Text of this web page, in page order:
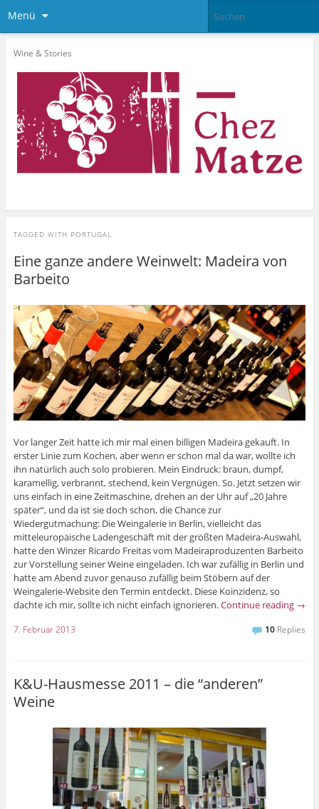
Menü
Wine & Stories
TAGGED WITH PORTUGAL
Eine ganze andere Weinwelt: Madeira von
Barbeito
Vor langer Zeit hatte ich mir mal einen billigen Madeira gekauft. In
erster Linie zum Kochen, aber wenn er schon mal da war, wollte ich
ihn natürlich auch solo probieren. Mein Eindruck: braun, dumpf,
karamellig, verbrannt, stechend, kein Vergnügen. So. Jetzt setzen wir
uns einfach in eine Zeitmaschine, drehen an der Uhr auf „20 Jahre
später“, und da ist sie doch schon, die Chance zur
Wiedergutmachung: Die Weingalerie in Berlin, vielleicht das
mitteleuropäische Ladengeschäft mit der größten Madeira-Auswahl,
hatte den Winzer Ricardo Freitas vom Madeiraproduzenten Barbeito
zur Vorstellung seiner Weine eingeladen. Ich war zufällig in Berlin und
hatte am Abend zuvor genauso zufällig beim Stöbern auf der
Weingalerie-Website den Termin entdeckt. Diese Koinzidenz, so
dachte ich mir, sollte ich nicht einfach ignorieren.Continue reading →
7. Februar 2013 10 Replies
K&U-Hausmesse 2011 – die “anderen”
Weine